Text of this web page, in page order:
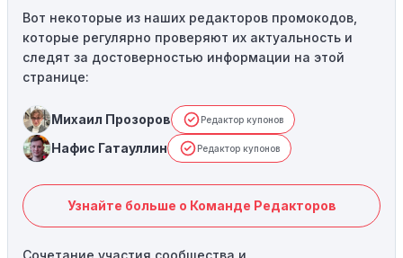
Вот некоторые из наших редакторов промокодов,
которые регулярно проверяют их актуальность и
следят за достоверностью информации на этой
странице:
Михаил Прозоров Редактор купонов
Нафис Гатауллин Редактор купонов
Узнайте больше о Команде Редакторов